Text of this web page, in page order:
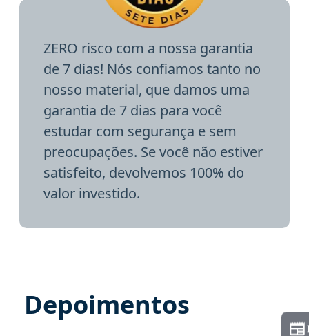
ZERO risco com a nossa garantia
de 7 dias! Nós confiamos tanto no
nosso material, que damos uma
garantia de 7 dias para você
estudar com segurança e sem
preocupações. Se você não estiver
satisfeito, devolvemos 100% do
valor investido.
Depoimentos